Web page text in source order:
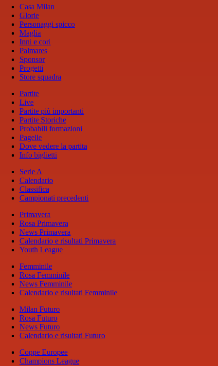
Casa Milan
Glorie
Personaggi spicco
Maglia
Inni e cori
Palmares
Sponsor
Progetti
Store squadra
Partite
Live
Partite più importanti
Partite Storiche
Probabili formazioni
Pagelle
Dove vedere la partita
Info biglietti
Serie A
Calendario
Classifica
Campionati precedenti
Primavera
Rosa Primavera
News Primavera
Calendario e risultati Primavera
Youth League
Femminile
Rosa Femminile
News Femminile
Calendario e risultati Femminile
Milan Futuro
Rosa Futuro
News Futuro
Calendario e risultati Futuro
Coppe Europee
Champions League